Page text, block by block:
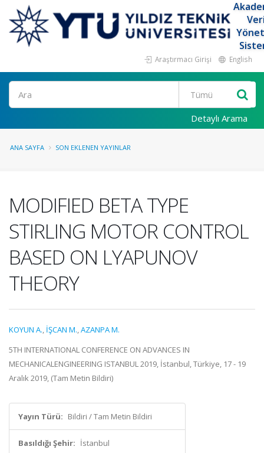
Araştırmacı Girişi English
Ara
Detaylı Arama
ANA SAYFA SON EKLENEN YAYINLAR
MODIFIED BETA TYPE
STIRLING MOTOR CONTROL
BASED ON LYAPUNOV
THEORY
KOYUN A., İŞCAN M.,AZANPA M.
5TH INTERNATIONAL CONFERENCE ON ADVANCES IN
MECHANICALENGINEERING ISTANBUL 2019, İstanbul, Türkiye, 17 - 19
Aralık 2019, (Tam Metin Bildiri)
Yayın Türü: Bildiri / Tam Metin Bildiri
Basıldığı Şehir: İstanbul